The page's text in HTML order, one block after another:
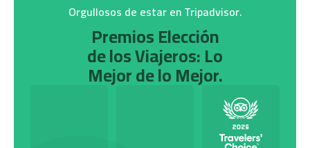
Orgullosos de estar en Tripadvisor.
Premios Elección
de los Viajeros: Lo
Mejor de lo Mejor.